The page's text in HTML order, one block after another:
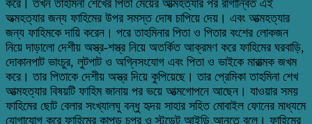
করে। তখন তাহমিনা শেখের পিতা মেয়ের আত্মহত্যার পর রাগান্বিত এই
অত্মহত্যার জন্য ফাহিমের উপর সমস্ত দোষ চাপিয়ে দেয়। এবং আত্মহত্যার
জন্য ফাহিমকে দায়ি করেন। পরে তাহমিনার পিতা ও পিতার বংশের লোকজন
নিয়ে দাড়ালো দেশীয় অস্ত্র-শস্ত্র নিয়ে অতর্কিত আক্রমণ করে ফাহিমের ঘরবাড়ি,
দোকানপাট ভাংচুর, লুটপাট ও অগ্নিসংযোগ এবং পিতা ও ভাইকে মারাত্মক জখম
করে। তার পিতাকে দেশীয় অস্ত্র দিয়ে কুপিয়েছে। তার প্রেমিকা তাহমিনা শেখ
আত্মহত্যার বিষয়টি ফাহিম জানায় পর ভয়ে আত্মগোপনে আছেন। যাওয়ার সময়
ফাহিমের ছোট বেলার সংখ্যালঘু বন্ধু হৃদয় সাহার সহিত মোবাইল ফোনের মাধ্যমে
যোগাযোগ করে ফাহিমের কাপড় চুপর ও স্টুডেন্ট আইডি আনতে বলে। ফাহিমের